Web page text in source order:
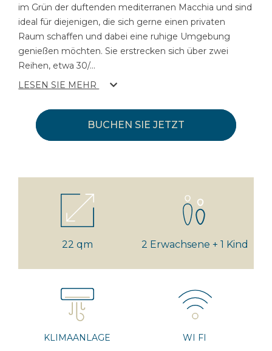
im Grün der duftenden mediterranen Macchia und sind
ideal für diejenigen, die sich gerne einen privaten
Raum schaffen und dabei eine ruhige Umgebung
genießen möchten. Sie erstrecken sich über zwei
Reihen, etwa 30/...
LESEN SIE MEHR
BUCHEN SIE JETZT
22 qm 2 Erwachsene + 1 Kind
KLIMAANLAGE WI FI